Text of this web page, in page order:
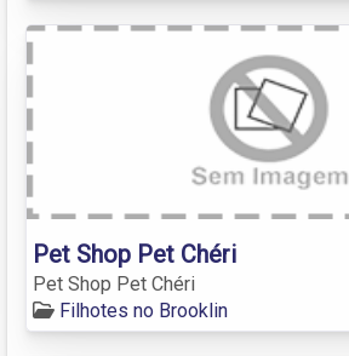
Pet Shop Pet Chéri
Pet Shop Pet Chéri
Filhotes no Brooklin